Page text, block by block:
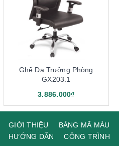
Ghế Da Trưởng Phòng
GX203.1
3.886.000₫
GIỚI THIỆU BẢNG MÃ MÀU
HƯỚNG DẪN
CÔNG TRÌNH